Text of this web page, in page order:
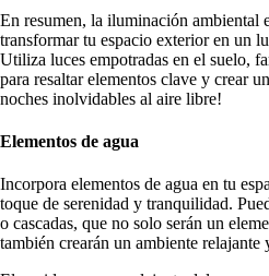
En resumen, la iluminación ambiental
transformar tu espacio exterior en un
Utiliza luces empotradas en el suelo,
para resaltar elementos clave y crear
noches inolvidables al aire libre!
Elementos de agua
Incorpora elementos de agua en tu
toque de serenidad y tranquilidad.
o cascadas, que no solo serán un
también crearán un ambiente relajante